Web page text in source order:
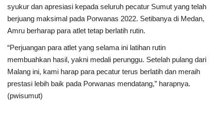
syukur dan apresiasi kepada seluruh pecatur Sumut yang telah
berjuang maksimal pada Porwanas 2022. Setibanya di Medan,
Amru berharap para atlet tetap berlatih rutin.
“Perjuangan para atlet yang selama ini latihan rutin
membuahkan hasil, yakni medali perunggu. Setelah pulang dari
Malang ini, kami harap para pecatur terus berlatih dan meraih
prestasi lebih baik pada Porwanas mendatang,” harapnya.
(pwisumut)